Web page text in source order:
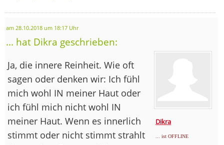
am 28.10.2018 um 18:17 Uhr
... hat Dikra geschrieben:
Dikra
... ist OFFLINE
Ja, die innere Reinheit. Wie oft
sagen oder denken wir: Ich fühl
mich wohl IN meiner Haut oder
ich fühl mich nicht wohl IN
meiner Haut. Wenn es innerlich
stimmt oder nicht stimmt strahlt